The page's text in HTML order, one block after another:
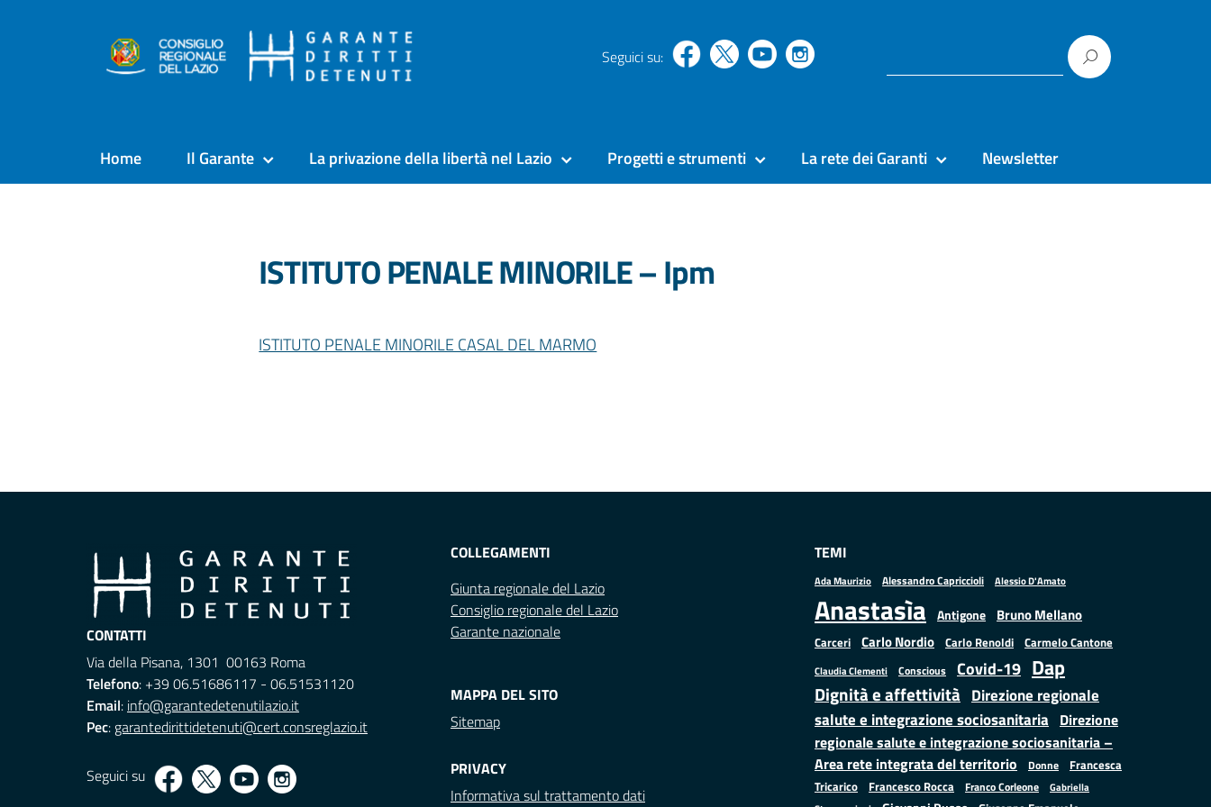
Seguici su:
Home Il Garante La privazione della libertà nel Lazio Progetti e strumenti La rete dei Garanti Newsletter
ISTITUTO PENALE MINORILE – Ipm
ISTITUTO PENALE MINORILE CASAL DEL MARMO
CONTATTI
Via della Pisana, 1301 00163 Roma
Telefono: +39 06.51686117 - 06.51531120
Email: info@garantedetenutilazio.it
Pec: garantedirittidetenuti@cert.consreglazio.it
Seguici su
COLLEGAMENTI
Giunta regionale del Lazio
Consiglio regionale del Lazio
Garante nazionale
MAPPA DEL SITO
Sitemap
PRIVACY
Informativa sul trattamento dati
TEMI
Ada Maurizio Alessandro Capriccioli Alessio D'Amato
Anastasìa Antigone Bruno Mellano
Carceri Carlo Nordio Carlo Renoldi Carmelo Cantone
Claudia Clementi Conscious Covid-19 Dap
Dignità e affettività Direzione regionale
salute e integrazione sociosanitaria Direzione
regionale salute e integrazione sociosanitaria –
Area rete integrata del territorio
Donne
Francesca
Tricarico
Francesco Rocca Franco Corleone
Gabriella